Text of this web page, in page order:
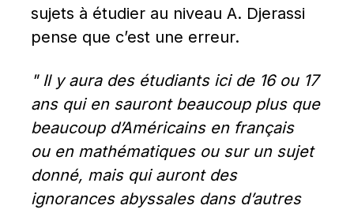
sujets à étudier au niveau A. Djerassi
pense que c’est une erreur.
" Il y aura des étudiants ici de 16 ou 17
ans qui en sauront beaucoup plus que
beaucoup d’Américains en français
ou en mathématiques ou sur un sujet
donné, mais qui auront des
ignorances abyssales dans d’autres